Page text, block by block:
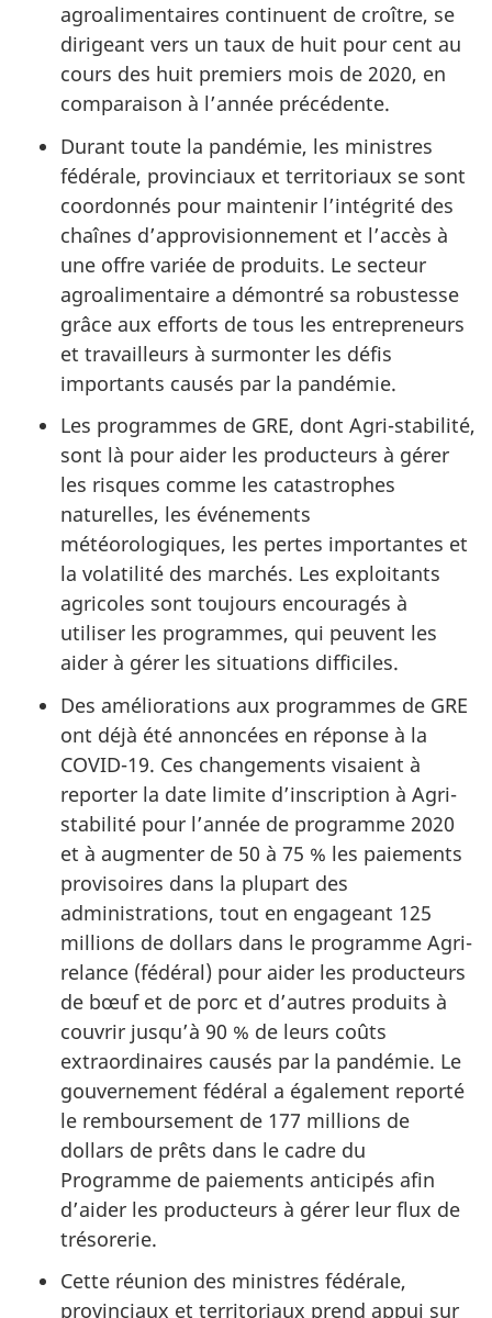
agroalimentaires continuent de croître, se
dirigeant vers un taux de huit pour cent au
cours des huit premiers mois de 2020, en
comparaison à l’année précédente.
Durant toute la pandémie, les ministres
fédérale, provinciaux et territoriaux se sont
coordonnés pour maintenir l’intégrité des
chaînes d’approvisionnement et l’accès à
une offre variée de produits. Le secteur
agroalimentaire a démontré sa robustesse
grâce aux efforts de tous les entrepreneurs
et travailleurs à surmonter les défis
importants causés par la pandémie.
Les programmes de GRE, dont Agri-stabilité,
sont là pour aider les producteurs à gérer
les risques comme les catastrophes
naturelles, les événements
météorologiques, les pertes importantes et
la volatilité des marchés. Les exploitants
agricoles sont toujours encouragés à
utiliser les programmes, qui peuvent les
aider à gérer les situations difficiles.
Des améliorations aux programmes de GRE
ont déjà été annoncées en réponse à la
COVID-19. Ces changements visaient à
reporter la date limite d’inscription à Agri-
stabilité pour l’année de programme 2020
et à augmenter de 50 à 75 % les paiements
provisoires dans la plupart des
administrations, tout en engageant 125
millions de dollars dans le programme Agri-
relance (fédéral) pour aider les producteurs
de bœuf et de porc et d’autres produits à
couvrir jusqu’à 90 % de leurs coûts
extraordinaires causés par la pandémie. Le
gouvernement fédéral a également reporté
le remboursement de 177 millions de
dollars de prêts dans le cadre du
Programme de paiements anticipés afin
d’aider les producteurs à gérer leur flux de
trésorerie.
Cette réunion des ministres fédérale,
provinciaux et territoriaux prend appui sur